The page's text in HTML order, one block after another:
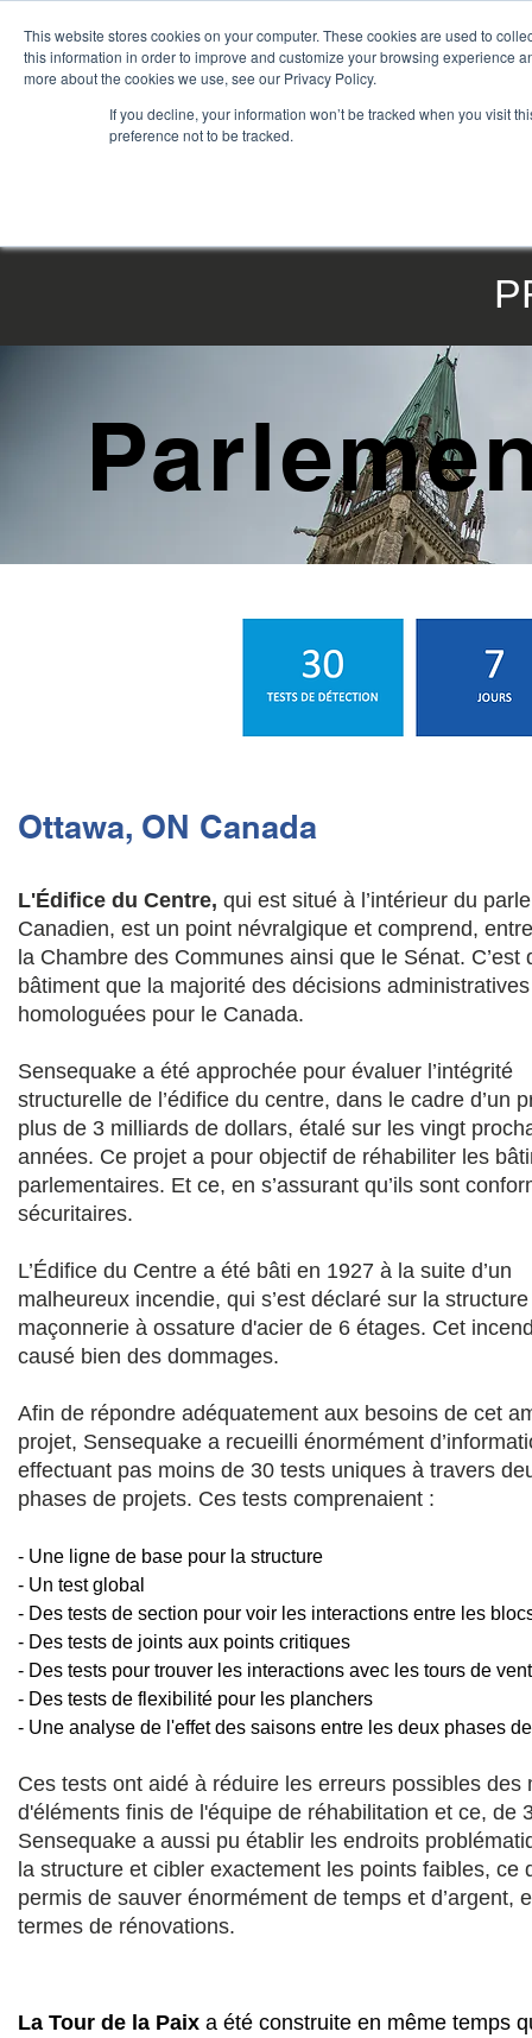
This website stores cookies on your computer. These cookies are used to
this information in order to improve and customize your browsing experience
more about the cookies we use, see our Privacy Policy.
If you decline, your information won’t be tracked when you visit
preference not to be tracked.
Ottawa, ON Canada
L'Édifice du Centre, qui est situé à l’intérieur du
Canadien, est un point névralgique et comprend,
la Chambre des Communes ainsi que le Sénat. C’est
bâtiment que la majorité des décisions
homologuées pour le Canada.
Sensequake a été approchée pour évaluer l’intégrité
structurelle de l’édifice du centre, dans le cadre d’un
plus de 3 milliards de dollars, étalé sur les vingt
années. Ce projet a pour objectif de réhabiliter les
parlementaires. Et ce, en s’assurant qu’ils sont
sécuritaires.
L’Édifice du Centre a été bâti en 1927 à la suite d’un
malheureux incendie, qui s’est déclaré sur la
maçonnerie à ossature d'acier de 6 étages. Cet
causé bien des dommages.
Afin de répondre adéquatement aux besoins de cet
projet, Sensequake a recueilli énormément
effectuant pas moins de 30 tests uniques à travers
phases de projets. Ces tests comprenaient :
- Une ligne de base pour la structure
- Un test global
- Des tests de section pour voir les interactions entre les
- Des tests de joints aux points critiques
- Des tests pour trouver les interactions avec les tours de
- Des tests de flexibilité pour les planchers
- Une analyse de l'effet des saisons entre les deux phases
Ces tests ont aidé à réduire les erreurs possibles des
d'éléments finis de l'équipe de réhabilitation et ce, de
Sensequake a aussi pu établir les endroits
la structure et cibler exactement les points faibles, ce
permis de sauver énormément de temps et d’argent,
termes de rénovations.
La Tour de la Paix a été construite en même temps